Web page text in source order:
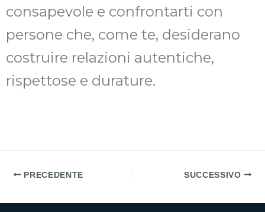
consapevole e confrontarti con
persone che, come te, desiderano
costruire relazioni autentiche,
rispettose e durature.
PRECEDENTE SUCCESSIVO